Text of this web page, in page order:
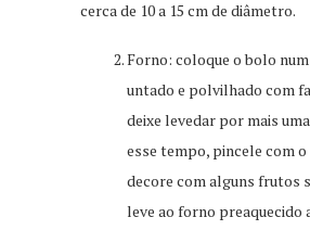
cerca de 10 a 15 cm de diâmetro.
Forno: coloque o bolo
untado e polvilhado com
deixe levedar por mais
esse tempo, pincele com
decore com alguns frutos
leve ao forno preaquecido